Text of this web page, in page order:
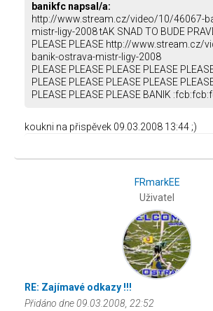
banikfc napsal/a:
http://www.stream.cz/video/10/46067-
mistr-ligy-2008 tAK SNAD TO BUDE
PLEASE PLEASE http://www.stream.cz/
banik-ostrava-mistr-ligy-2008
PLEASE PLEASE PLEASE PLEASE
PLEASE PLEASE PLEASE PLEASE
PLEASE PLEASE PLEASE BANIK
koukni na přispěvek 09.03.2008 13:44 ;)
FRmarkEE
Uživatel
RE: Zajímavé odkazy !!!
Přidáno dne 09.03.2008, 22:52